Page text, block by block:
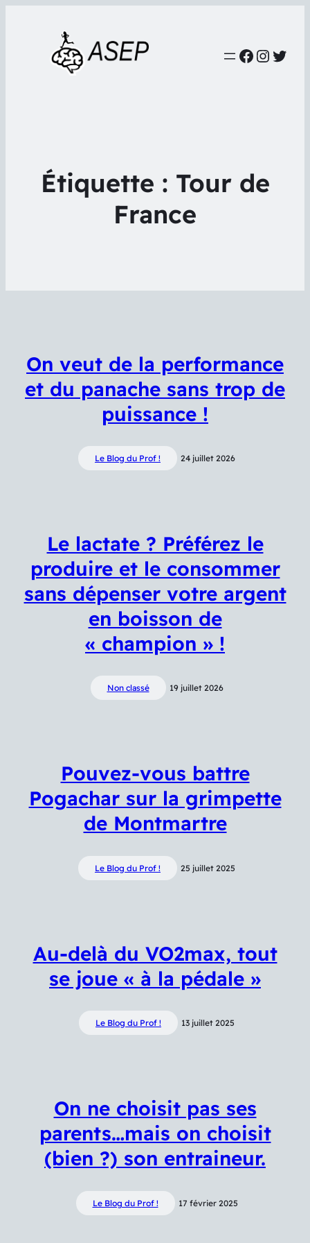
Étiquette : Tour de
France
On veut de la performance
et du panache sans trop de
puissance !
Le Blog du Prof ! 24 juillet 2026
Le lactate ? Préférez le
produire et le consommer
sans dépenser votre argent
en boisson de
« champion » !
Non classé 19 juillet 2026
Pouvez-vous battre
Pogachar sur la grimpette
de Montmartre
Le Blog du Prof ! 25 juillet 2025
Au-delà du VO2max, tout
se joue « à la pédale »
Le Blog du Prof ! 13 juillet 2025
On ne choisit pas ses
parents…mais on choisit
(bien ?) son entraineur.
Le Blog du Prof ! 17 février 2025